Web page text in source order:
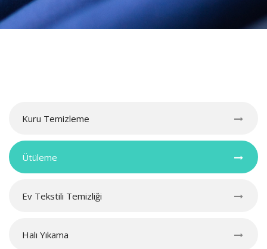
Kuru Temizleme
Ütüleme
Ev Tekstili Temizliği
Halı Yıkama